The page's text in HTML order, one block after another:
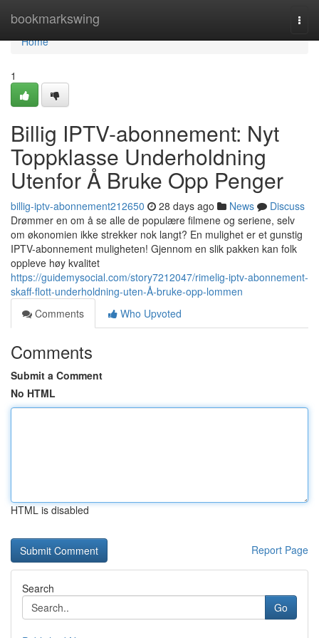
bookmarkswing
Home
Home
1
Billig IPTV-abonnement: Nyt
Toppklasse Underholdning
Utenfor Å Bruke Opp Penger
billig-iptv-abonnement212650 28 days ago News
Discuss
Drømmer en om å se alle de populære filmene og seriene, selv
om økonomien ikke strekker nok langt? En mulighet er et gunstig
IPTV-abonnement muligheten! Gjennom en slik pakken kan folk
oppleve høy kvalitet
https://guidemysocial.com/story7212047/rimelig-iptv-abonnement-
skaff-flott-underholdning-uten-Å-bruke-opp-lommen
Comments
Who Upvoted
Comments
Submit a Comment
No HTML
HTML is disabled
Report Page
Search
Go